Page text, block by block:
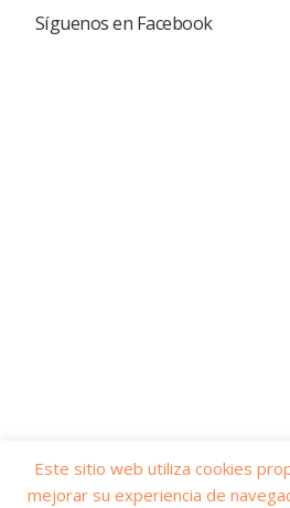
Síguenos en Facebook
Este sitio web utiliza cookies
mejorar su experiencia de